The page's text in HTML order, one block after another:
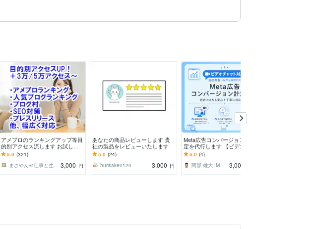
アメブロのランキングアップ等目
的別アクセス流します お試しあ
り☆ブログランキングやSEO対策
☆国内・海外☆日割可
5.0 (321)
まさやん＠仕事と生活を安心安全にお手伝い 3,000 円
あなたの商品レビューします 貴
社の製品をレビューいたします
5.0 (24)
hurisake0120
3,000 円
Meta広告コンバージョン計測設
定を代行します 【ビデオチャッ
ト】ピクセル設定・イベント計測
まで対応します
5.0 (4)
阿部 雄大│Meta広告のプロ＿初期設定
3,000